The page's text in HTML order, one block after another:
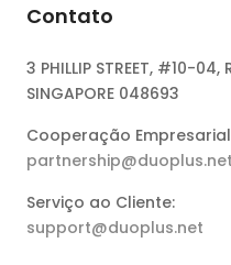
Contato
3 PHILLIP STREET, #10-04,
SINGAPORE 048693
Cooperação
partnership@duoplus.net
Serviço ao Cliente:
support@duoplus.net